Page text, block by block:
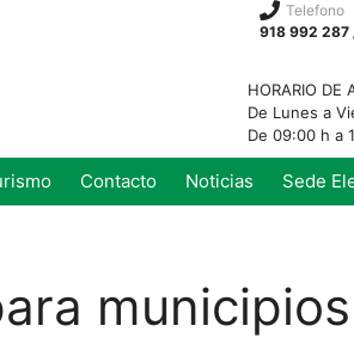
Telefono
918 992 287
HORARIO DE
De Lunes a
De 09:00 h a
Contacto Noticias Sede